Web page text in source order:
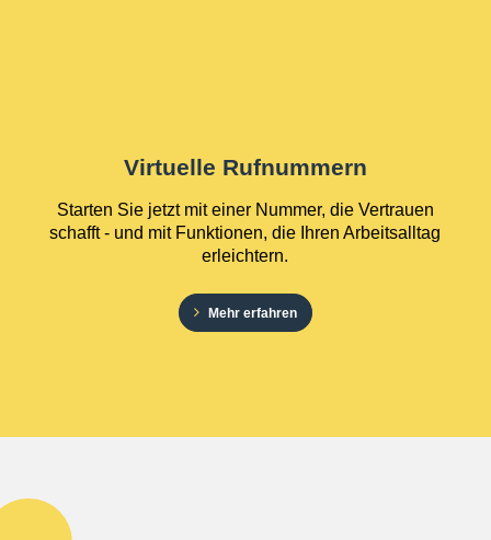
Virtuelle Rufnummern
Starten Sie jetzt mit einer Nummer, die Vertrauen
schafft - und mit Funktionen, die Ihren Arbeitsalltag
erleichtern.
Mehr erfahren